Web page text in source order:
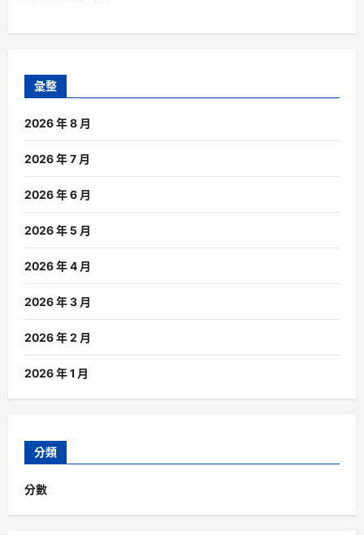
彙整
2026 年 8 月
2026 年 7 月
2026 年 6 月
2026 年 5 月
2026 年 4 月
2026 年 3 月
2026 年 2 月
2026 年 1 月
分類
分數